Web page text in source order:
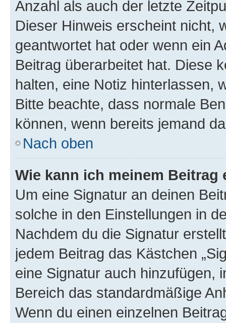
Anzahl als auch der letzte
Dieser Hinweis erscheint nicht,
geantwortet hat oder wenn ein
Beitrag überarbeitet hat. Diese
halten, eine Notiz hinterlassen,
Bitte beachte, dass normale
können, wenn bereits jemand
Nach oben
Wie kann ich meinem
Um eine Signatur an deinen
solche in den Einstellungen in
Nachdem du die Signatur
jedem Beitrag das Kästchen
eine Signatur auch hinzufügen,
Bereich das standardmäßige
Wenn du einen einzelnen